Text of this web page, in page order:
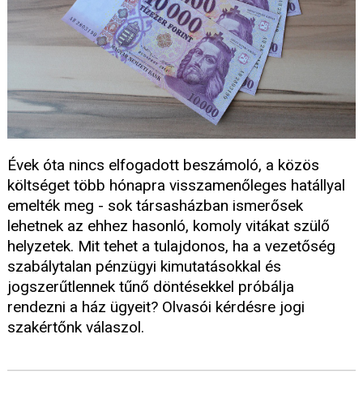
Évek óta nincs elfogadott beszámoló, a közös
költséget több hónapra visszamenőleges hatállyal
emelték meg - sok társasházban ismerősek
lehetnek az ehhez hasonló, komoly vitákat szülő
helyzetek. Mit tehet a tulajdonos, ha a vezetőség
szabálytalan pénzügyi kimutatásokkal és
jogszerűtlennek tűnő döntésekkel próbálja
rendezni a ház ügyeit? Olvasói kérdésre jogi
szakértőnk válaszol.